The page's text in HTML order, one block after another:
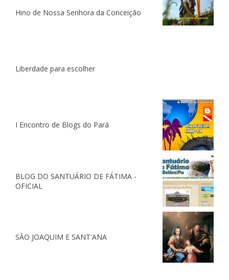
Hino de Nossa Senhora da Conceição
Liberdade para escolher
I Encontro de Blogs do Pará
BLOG DO SANTUÁRIO DE FÁTIMA -
OFICIAL
SÃO JOAQUIM E SANT'ANA